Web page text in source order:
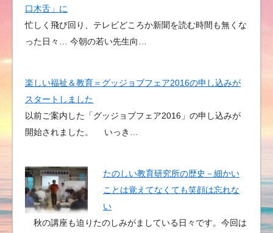
口木舌」に
忙しく飛び回り、テレビどころか新聞を読む時間も無くな
った日々… 今朝の若い先生向…
楽しい福祉＆教育＝グッジョブフェア2016の申し込みが
スタートしました
以前ご案内した「グッジョブフェア2016」の申し込みが
開始されました。 いっき…
たのしい教育研究所の歴史－細かい
ことは覚えてなくても笑顔は忘れな
い
秋の講座も迫りたのしみがましている日々です。今回は